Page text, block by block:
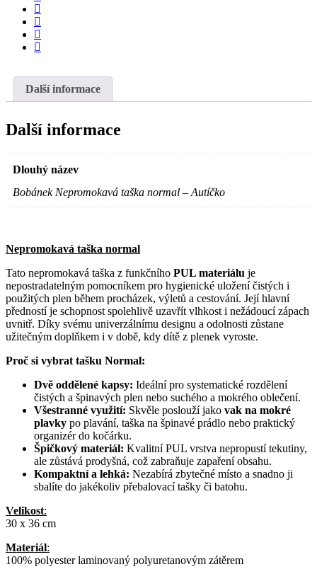
Další informace
Další informace
Dlouhý název
Bobánek Nepromokavá taška normal – Autíčko
Nepromokavá taška normal
Tato nepromokavá taška z funkčního PUL materiálu je
nepostradatelným pomocníkem pro hygienické uložení čistých i
použitých plen během procházek, výletů a cestování. Její hlavní
předností je schopnost spolehlivě uzavřít vlhkost i nežádoucí zápach
uvnitř. Díky svému univerzálnímu designu a odolnosti zůstane
užitečným doplňkem i v době, kdy dítě z plenek vyroste.
Proč si vybrat tašku Normal:
Dvě oddělené kapsy: Ideální pro systematické rozdělení
čistých a špinavých plen nebo suchého a mokrého oblečení.
Všestranné využití: Skvěle poslouží jako vak na mokré
plavky po plavání, taška na špinavé prádlo nebo praktický
organizér do kočárku.
Špičkový materiál: Kvalitní PUL vrstva nepropustí tekutiny,
ale zůstává prodyšná, což zabraňuje zapaření obsahu.
Kompaktní a lehká: Nezabírá zbytečné místo a snadno ji
sbalíte do jakékoliv přebalovací tašky či batohu.
Velikost:
30 x 36 cm
Materiál:
100% polyester laminovaný polyuretanovým zátěrem